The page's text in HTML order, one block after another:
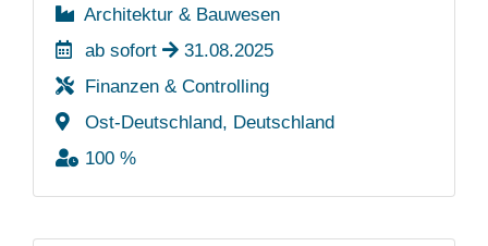
Architektur & Bauwesen
ab sofort
31.08.2025
Finanzen & Controlling
Ost-Deutschland, Deutschland
100 %